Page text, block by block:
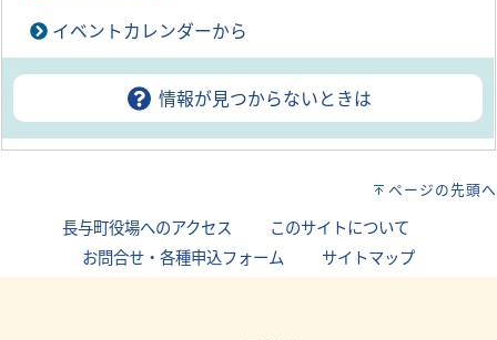
イベントカレンダーから
情報が見つからないときは
ページの先頭へ
長与町役場へのアクセス このサイトについて
お問合せ・各種申込フォーム
サイトマップ